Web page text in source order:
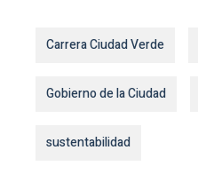
Carrera Ciudad Verde
Gobierno de la Ciudad
sustentabilidad